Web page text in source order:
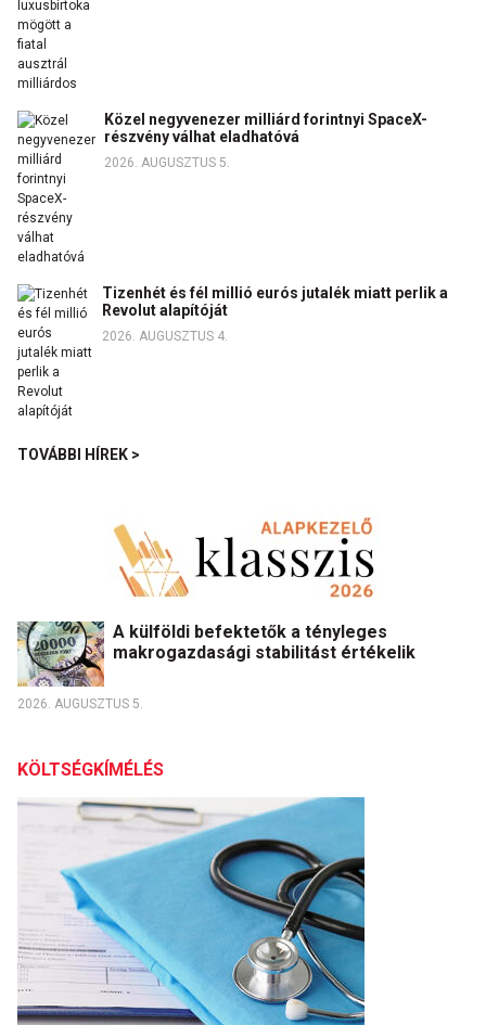
Közel negyvenezer milliárd forintnyi SpaceX-
részvény válhat eladhatóvá
2026. AUGUSZTUS 5.
Tizenhét és fél millió eurós jutalék miatt perlik a
Revolut alapítóját
2026. AUGUSZTUS 4.
TOVÁBBI HÍREK >
A külföldi befektetők a tényleges
makrogazdasági stabilitást értékelik
2026. AUGUSZTUS 5.
KÖLTSÉGKÍMÉLÉS